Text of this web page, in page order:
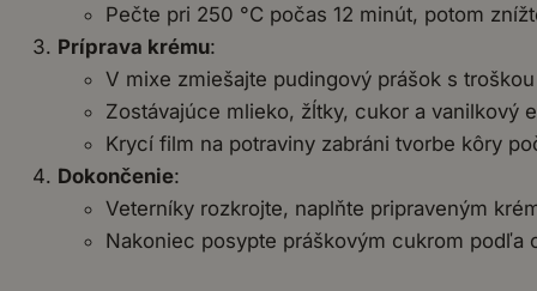
Pečte pri 250 °C počas 12 minút, potom
Príprava krému:
V mixe zmiešajte pudingový prášok s
Zostávajúce mlieko, žĺtky, cukor a vanilkový
Krycí film na potraviny zabráni tvorbe kôry
Dokončenie:
Veterníky rozkrojte, naplňte pripraveným
Nakoniec posypte práškovým cukrom podľa